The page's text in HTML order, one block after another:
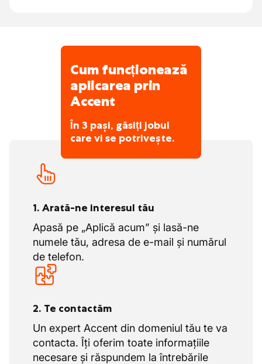
Fiind o afacere de familie, compania
organizează activități plăcute, cum ar fi o
petrecere de Moș Nicolae, teambuilding,
petrecerea de Anul Nou și activități sportive.
Cum funcționează
aplicarea prin
Accent
În 3 pași, găsiți jobul
care vi se potrivește.
1. Arată-ne interesul tău
Apasă pe „Aplică acum” și lasă-ne
numele tău, adresa de e-mail și numărul
de telefon.
2. Te contactăm
Un expert Accent din domeniul tău te va
contacta. Îți oferim toate informațiile
necesare și răspundem la întrebările